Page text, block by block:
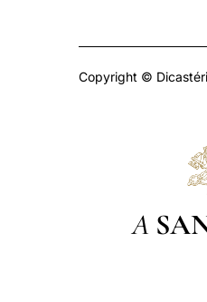
Copyright ©
A